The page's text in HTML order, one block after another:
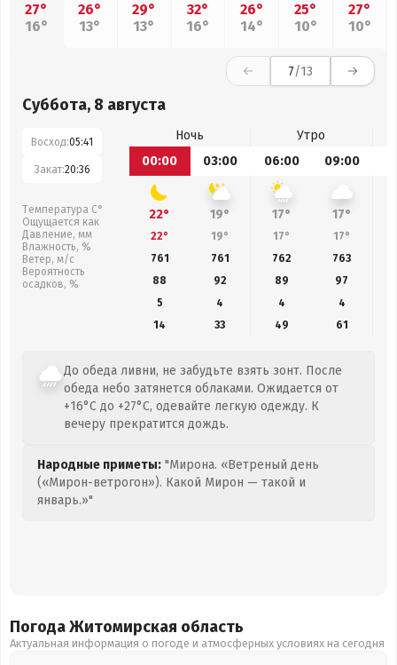
27°
16°
26°
13°
29°
13°
32°
16°
26°
14°
25°
10°
27°
10°
7/13
Суббота, 8 августа
Восход:05:41
Закат:20:36
Температура С°
Ощущается как
Давление, мм
Влажность, %
Ветер, м/с
Вероятность
осадков, %
Ночь
Утро
00:00
03:00 06:00 09:00
22° 19° 17° 17°
22° 19° 17° 17°
761
761 762 763
88
92 89 97
5
4 4
4
14
33 49 61
До обеда ливни, не забудьте взять зонт. После
обеда небо затянется облаками. Ожидается от
+16°C до +27°C, одевайте легкую одежду. К
вечеру прекратится дождь.
Народные приметы: "Мирона. «Ветреный день
(«Мирон-ветрогон»). Какой Мирон — такой и
январь.»"
Погода Житомирская область
Актуальная информация о погоде и атмосферных условиях на сегодня